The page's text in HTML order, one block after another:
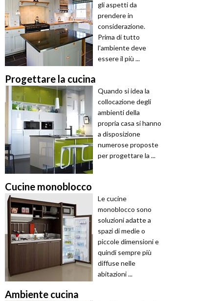
gli aspetti da
prendere in
considerazione.
Prima di tutto
l'ambiente deve
essere il più ...
Progettare la cucina
Quando si idea la
collocazione degli
ambienti della
propria casa si hanno
a disposizione
numerose proposte
per progettare la ...
Cucine monoblocco
Le cucine
monoblocco sono
soluzioni adatte a
spazi di medie o
piccole dimensioni e
quindi sempre più
diffuse nelle
abitazioni ...
Ambiente cucina